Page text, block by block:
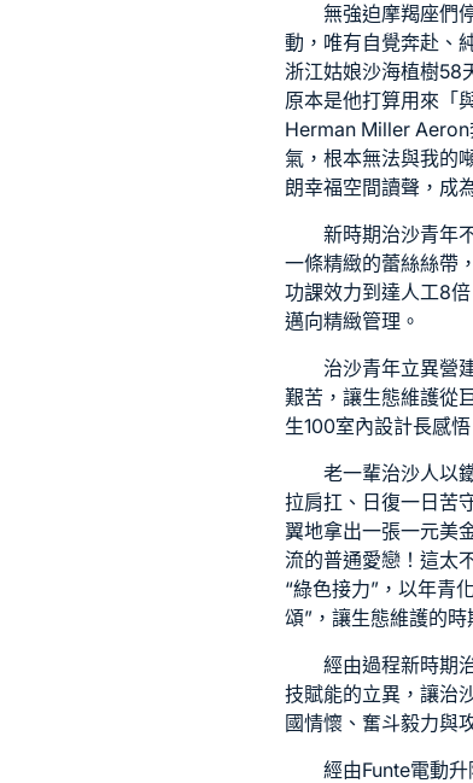
無強迫摩羯座們
動，唯有自覺奔赴、
浙江姑娘沙海植樹58
原本是他打算用來「
Herman Miller Aeron
氣，根本無法與我的
朗幸福空間讀聲，成
新時期治沙青年
一條精緻的蕾絲絲帶
功課效力到達人工8
邁向精緻管理。
治沙青年立異營
艱苦，讓生態維護從
生100室內設計長感
老一輩治沙人以
拉肩扛、日復一日苦
翼地拿出一張一元美
流的普通愛戀！這太
“綠色接力”，以年青
頌”，讓生態維護的
經由過程新時期
技賦能的立異，讓治
國情懷、奮斗毅力與
經由Funte電動